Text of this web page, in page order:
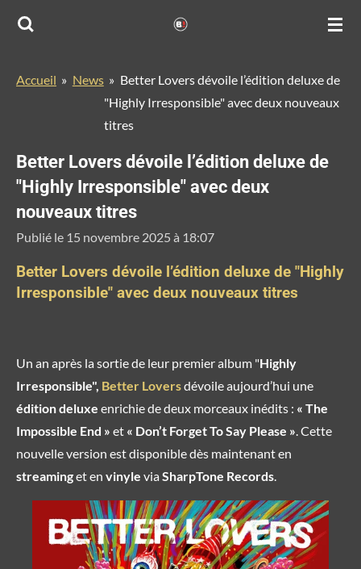
Passer
principal
Accueil » News » Better Lovers dévoile l’édition deluxe de
"Highly Irresponsible" avec deux nouveaux
titres
Better Lovers dévoile l’édition deluxe de
"Highly Irresponsible" avec deux
nouveaux titres
Publié le 15 novembre 2025 à 18:07
Better Lovers dévoile l’édition deluxe de "Highly
Irresponsible" avec deux nouveaux titres
Un an après la sortie de leur premier album "Highly
Irresponsible", Better Loversdévoile aujourd’hui une
édition deluxe enrichie de deux morceaux inédits : « The
Impossible End » et « Don’t Forget To Say Please ». Cette
nouvelle version est disponible dès maintenant en
streaminget en vinyle via SharpTone Records.